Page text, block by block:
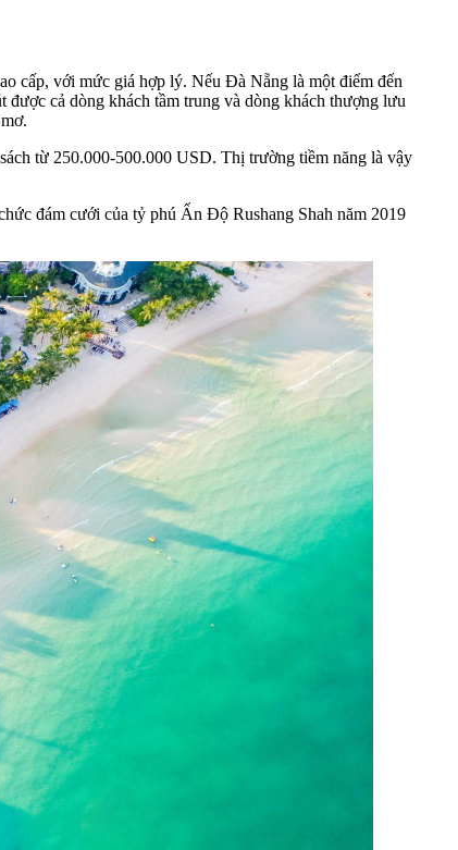
cấp, với mức giá hợp lý. Nếu Đà Nẵng là một điểm đến
cả dòng khách tầm trung và dòng khách thượng lưu
từ 250.000-500.000 USD. Thị trường tiềm năng là vậy
đám cưới của tỷ phú Ấn Độ Rushang Shah năm 2019